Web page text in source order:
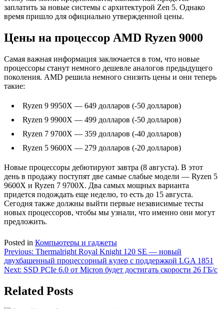
заплатить за новые системы с архитектурой Zen 5. Однако
время пришло для официально утвержденной цены.
Цены на процессор AMD Ryzen 9000
Самая важная информация заключается в том, что новые
процессоры станут немного дешевле аналогов предыдущего
поколения. AMD решила немного снизить цены и они теперь
такие:
Ryzen 9 9950X — 649 долларов (-50 долларов)
Ryzen 9 9900X — 499 долларов (-50 долларов)
Ryzen 7 9700X — 359 долларов (-40 долларов)
Ryzen 5 9600X — 279 долларов (-20 долларов)
Новые процессоры дебютируют завтра (8 августа). В этот
день в продажу поступят две самые слабые модели — Ryzen 5
9600X и Ryzen 7 9700X. Два самых мощных варианта
придется подождать еще неделю, то есть до 15 августа.
Сегодня также должны выйти первые независимые тесты
новых процессоров, чтобы мы узнали, что именно они могут
предложить.
Posted in Компьютеры и гаджеты
Навигация
по
Previous: Thermalright Royal Knight 120 SE — новый
двухбашенный процессорный кулер с поддержкой LGA 1851
Next: SSD PCIe 6.0 от Micron будет достигать скорости 26 ГБ/с
Related Posts